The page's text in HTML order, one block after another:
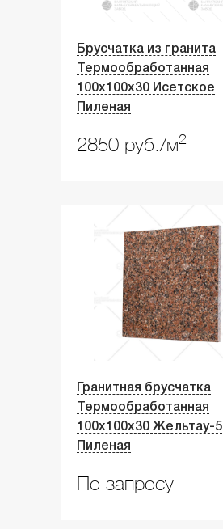
Брусчатка из гранита
Термообработанная
100х100х30 Исетское
Пиленая
2850 руб./м2
Гранитная брусчатка
Термообработанная
100х100х30 Жельтау-5
Пиленая
По запросу